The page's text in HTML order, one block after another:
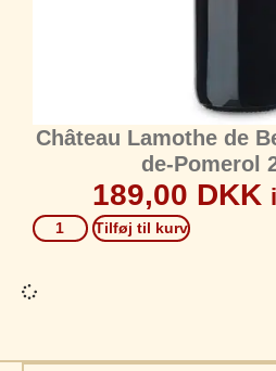
Château Lamothe de
de-Pomerol
189,00 DKK
Tilføj til kurv